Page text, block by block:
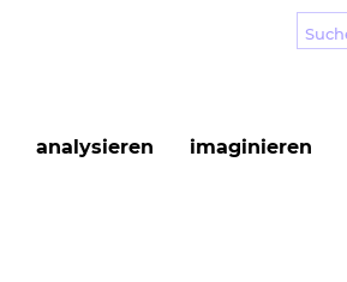
analysieren imaginieren